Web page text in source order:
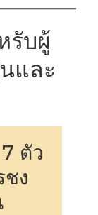
รับผู้
และ
ตัว
ง